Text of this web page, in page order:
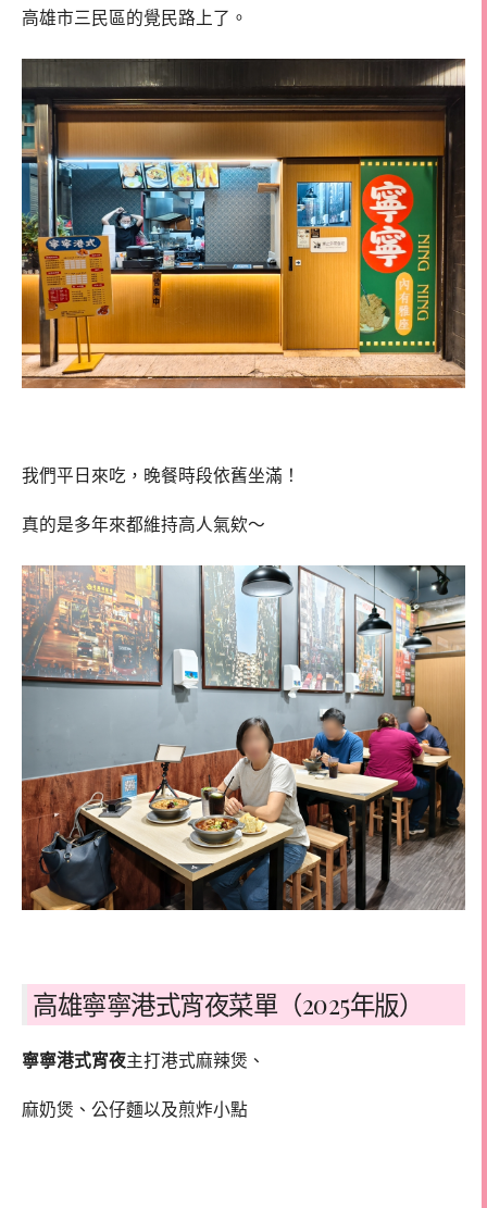
高雄市三民區的覺民路上了。
我們平日來吃，晚餐時段依舊坐滿！
真的是多年來都維持高人氣欸～
高雄寧寧港式宵夜菜單（2025年版）
寧寧港式宵夜主打港式麻辣煲、
麻奶煲、公仔麵以及煎炸小點